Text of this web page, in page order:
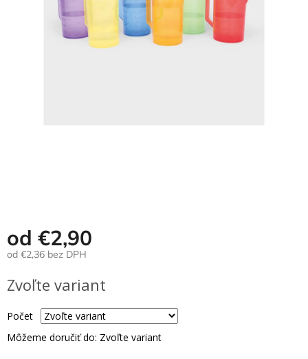
od €2,90
od €2,36 bez DPH
cena:
Zvoľte variant
Počet
Môžeme doručiť do: Zvoľte variant